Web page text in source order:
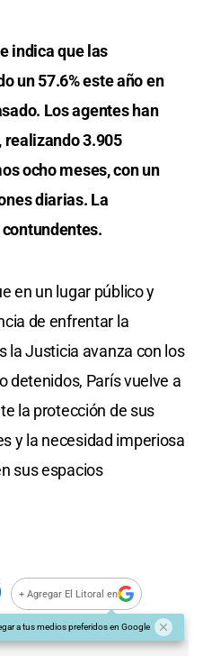
indica que las
un 57.6% este año en
Los agentes han
3.905
ocho meses, con un
diarias. La
en un lugar público y
de enfrentar la
la Justicia avanza con los
detenidos, París vuelve a
la protección de sus
y la necesidad imperiosa
sus espacios
+ Agregar El Litoral en
a tus medios preferidos en Google